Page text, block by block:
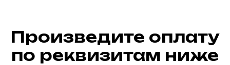
Произведите оплату
по реквизитам ниже